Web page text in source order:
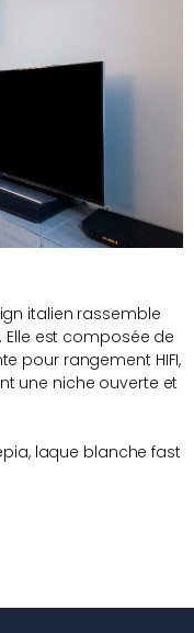
italien rassemble
est composée de
pour rangement HIFI,
une niche ouverte et
laque blanche fast